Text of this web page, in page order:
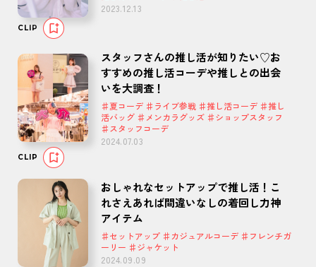
2023.12.13
CLIP
スタッフさんの推し活が知りたい♡お
すすめの推し活コーデや推しとの出会
いを大調査！
♯夏コーデ ♯ライブ参戦 ♯推し活コーデ ♯推し
活バッグ ♯メンカラグッズ ♯ショップスタッフ
♯スタッフコーデ
2024.07.03
CLIP
おしゃれなセットアップで推し活！こ
れさえあれば間違いなしの着回し力神
アイテム
♯セットアップ ♯カジュアルコーデ ♯フレンチガ
ーリー ♯ジャケット
2024.09.09